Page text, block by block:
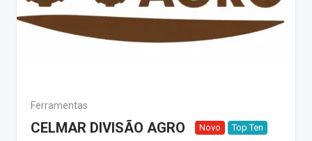
Ferramentas
CELMAR DIVISÃO AGRO Novo Top Ten